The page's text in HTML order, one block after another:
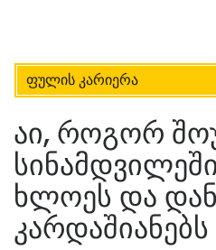
ფულის კარიერა
აი, როგორ
ხლოეს და
კარდაშიანებს